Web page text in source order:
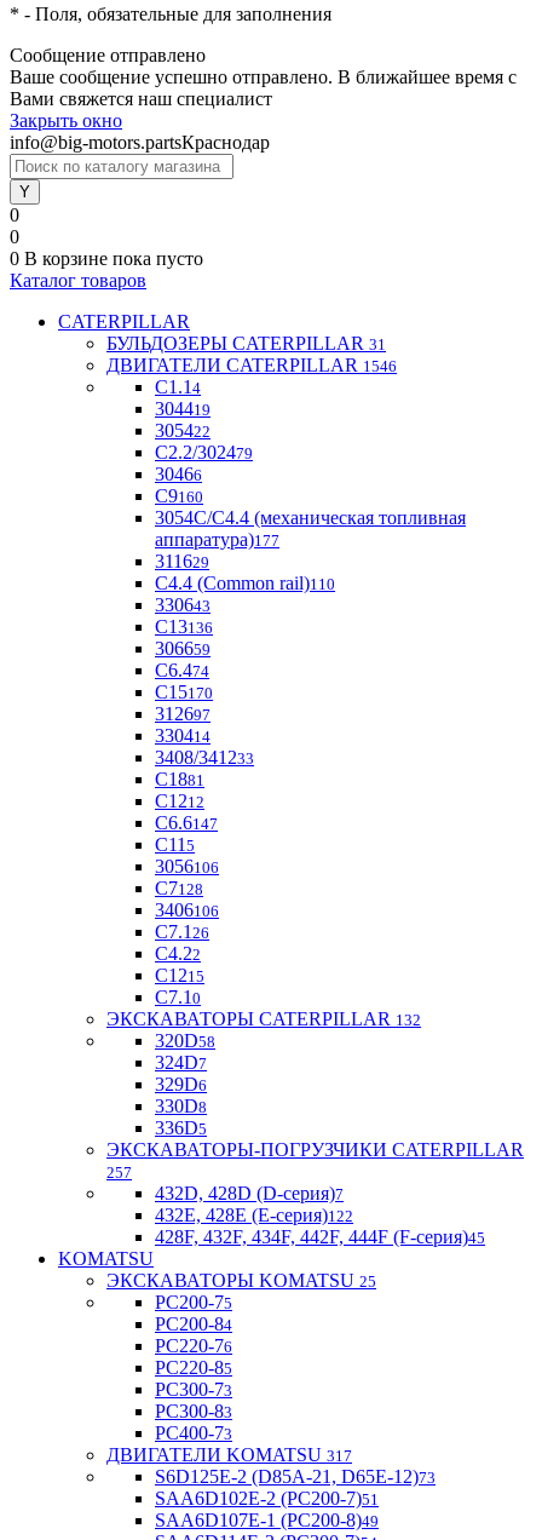
* - Поля, обязательные для заполнения
Сообщение отправлено
Ваше сообщение успешно отправлено. В ближайшее время с
Вами свяжется наш специалист
Закрыть окно
info@big-motors.partsКраснодар
0
0
0 В корзине пока пусто
Каталог товаров
CATERPILLAR
БУЛЬДОЗЕРЫ CATERPILLAR 31
ДВИГАТЕЛИ CATERPILLAR 1546
C1.1 4
304419
305422
С2.2/302479
30466
С9160
3054С/С4.4 (механическая топливная
аппаратура)177
311629
С4.4 (Common rail)110
330643
С13136
306659
С6.474
С15170
312697
330414
3408/341233
С1881
C1212
С6.6147
C11 5
3056106
С7128
3406106
C7.1 26
C4.22
С1215
С7.1 0
ЭКСКАВАТОРЫ CATERPILLAR 132
320D58
324D7
329D6
330D8
336D5
ЭКСКАВАТОРЫ-ПОГРУЗЧИКИ CATERPILLAR
257
432D, 428D (D-серия)7
432E, 428E (E-серия)122
428F, 432F, 434F, 442F, 444F (F-серия)45
KOMATSU
ЭКСКАВАТОРЫ KOMATSU 25
PC200-75
PC200-84
PC220-76
PC220-85
PC300-73
PC300-83
PC400-73
ДВИГАТЕЛИ KOMATSU 317
S6D125E-2 (D85A-21, D65E-12)73
SAA6D102E-2 (PC200-7)51
SAA6D107E-1 (PC200-8)49